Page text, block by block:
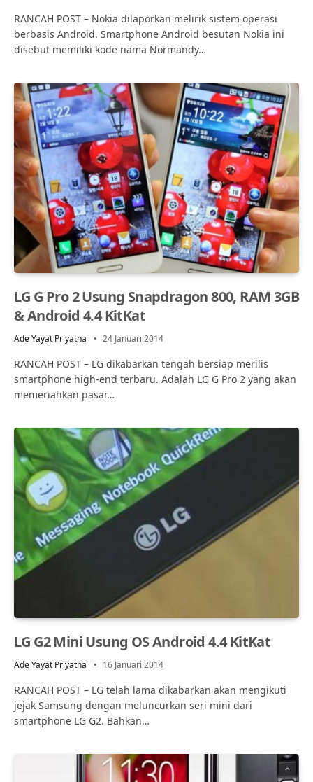
RANCAH POST – Nokia dilaporkan melirik sistem operasi
berbasis Android. Smartphone Android besutan Nokia ini
disebut memiliki kode nama Normandy…
LG G Pro 2 Usung Snapdragon 800, RAM 3GB
& Android 4.4 KitKat
Ade Yayat Priyatna 24 Januari 2014
RANCAH POST – LG dikabarkan tengah bersiap merilis
smartphone high-end terbaru. Adalah LG G Pro 2 yang akan
memeriahkan pasar…
LG G2 Mini Usung OS Android 4.4 KitKat
Ade Yayat Priyatna 16 Januari 2014
RANCAH POST – LG telah lama dikabarkan akan mengikuti
jejak Samsung dengan meluncurkan seri mini dari
smartphone LG G2. Bahkan…